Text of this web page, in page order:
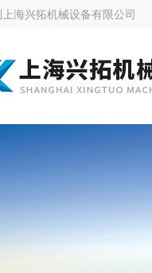
上海兴拓机械设备有限公司